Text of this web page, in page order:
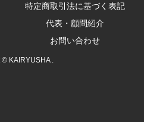
特定商取引法に基づく表記
代表・顧問紹介
お問い合わせ
KAIRYUSHA .